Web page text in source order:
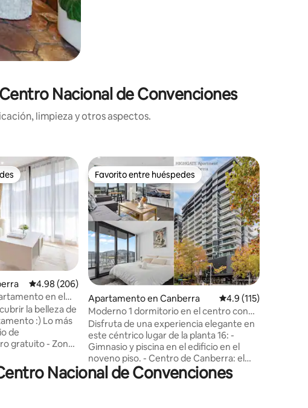
Nacional de Convenciones
limpieza y otros aspectos.
reseñasCalificación promedio: 4.98 de 5, 206 reseñas
4.98 (206)
en el
y pubs
la belleza de
:) Lo más
- Zona
del edificio). -
Favorito entre huéspedes
Favorito entre huéspedes
Apartamento en Canberra Calificación
4.9 (115)
Moderno 1 dormitorio en el centro con
vistas a la montaña y aparcamiento
Disfruta de una experiencia elegante en
este céntrico lugar de la planta 16: -
Gimnasio y piscina en el edificio en el
noveno piso. - Centro de Canberra: el
centro comercial más grande de
Canberra se encuentra justo al otro lado
Nacional de Convenciones